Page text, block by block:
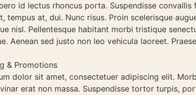
id lectus rhoncus porta. Suspendisse
tempus at, dui. Nunc risus. Proin scelerisque
nisl. Pellentesque habitant morbi tristique
Aenean sed justo non leo vehicula laoreet.
& Promotions
dolor sit amet, consectetuer adipiscing elit.
erat non massa. Suspendisse tortor turpis,